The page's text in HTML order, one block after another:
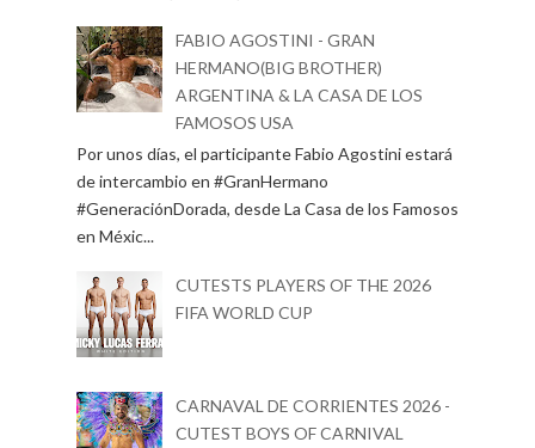
FABIO AGOSTINI - GRAN
HERMANO(BIG BROTHER)
ARGENTINA & LA CASA DE LOS
FAMOSOS USA
Por unos días, el participante Fabio Agostini estará
de intercambio en #GranHermano
#GeneraciónDorada, desde La Casa de los Famosos
en Méxic...
CUTESTS PLAYERS OF THE 2026
FIFA WORLD CUP
CARNAVAL DE CORRIENTES 2026 -
CUTEST BOYS OF CARNIVAL